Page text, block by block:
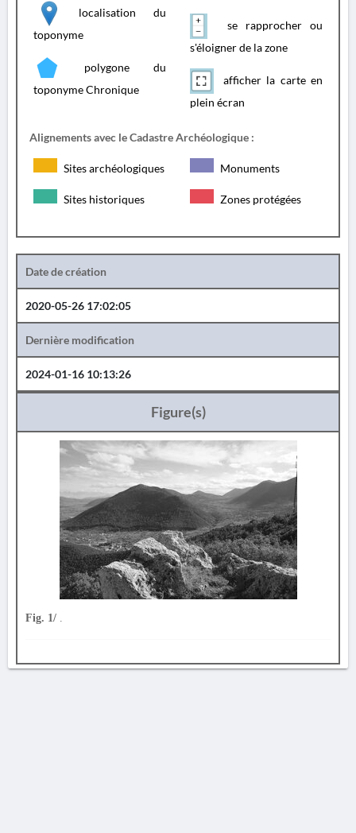
localisation du
toponyme
polygone du
toponyme Chronique
se rapprocher ou
s'éloigner de la zone
afficher la carte en
plein écran
Alignements avec le Cadastre Archéologique :
Sites archéologiques Monuments
Sites historiques Zones protégées
Date de création
2020-05-26 17:02:05
Dernière modification
2024-01-16 10:13:26
Figure(s)
Fig. 1/ .